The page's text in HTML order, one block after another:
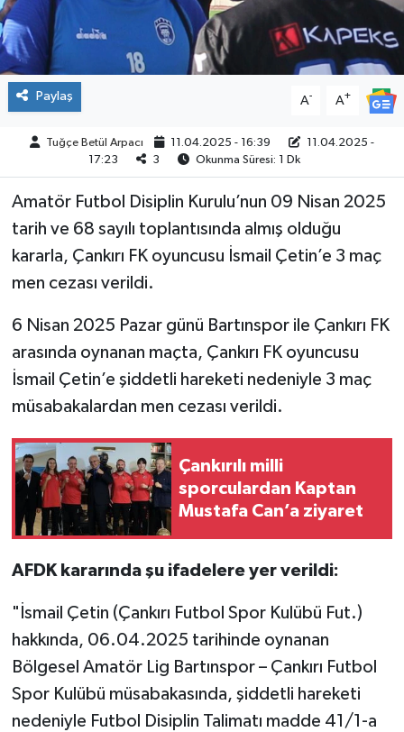
Paylaş A- A+
Tuğçe Betül Arpacı 11.04.2025 - 16:39
11.04.2025 -
17:23
3 Okunma Süresi: 1 Dk
Amatör Futbol Disiplin Kurulu’nun 09 Nisan 2025
tarih ve 68 sayılı toplantısında almış olduğu
kararla, Çankırı FK oyuncusu İsmail Çetin’e 3 maç
men cezası verildi.
6 Nisan 2025 Pazar günü Bartınspor ile Çankırı FK
arasında oynanan maçta, Çankırı FK oyuncusu
İsmail Çetin’e şiddetli hareketi nedeniyle 3 maç
müsabakalardan men cezası verildi.
Çankırılı milli
sporculardan Kaptan
Mustafa Can’a ziyaret
AFDK kararında şu ifadelere yer verildi:
"İsmail Çetin (Çankırı Futbol Spor Kulübü Fut.)
hakkında, 06.04.2025 tarihinde oynanan
Bölgesel Amatör Lig Bartınspor – Çankırı Futbol
Spor Kulübü müsabakasında, şiddetli hareketi
nedeniyle Futbol Disiplin Talimatı madde 41/1-a
RESMİ İLANLAR
TURİZM
MAGAZİN
VEFAT
BİLİM&TEKNOLOJİ
BÖLGE
TÜRKİYE
DÜNYA